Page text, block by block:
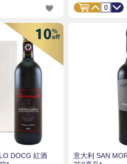
DOCG 紅酒
意大利 SAN